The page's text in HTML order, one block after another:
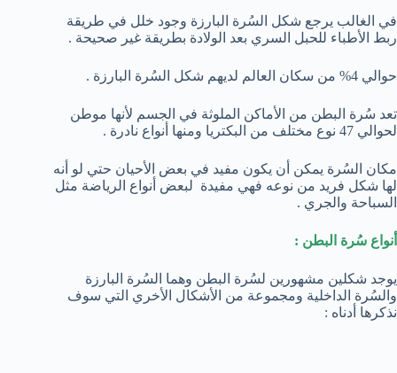
في الغالب يرجع شكل السُرة البارزة وجود خلل في طريقة
ربط الأطباء للحبل السري بعد الولادة بطريقة غير صحيحة .
حوالي 4% من سكان العالم لديهم شكل السُرة البارزة .
تعد سُرة البطن من الأماكن الملوثة في الجسم لأنها موطن
لحوالي 47 نوع مختلف من البكتريا ومنها أنواع نادرة .
مكان السُرة يمكن أن يكون مفيد في بعض الأحيان حتي لو أنه
لها شكل فريد من نوعه فهي مفيدة لبعض أنواع الرياضة مثل
السباحة والجري .
أنواع سُرة البطن :
يوجد شكلين مشهورين لسُرة البطن وهما السُرة البارزة
والسُرة الداخلية ومجموعة من الأشكال الأخري التي سوف
نذكرها أدناه :